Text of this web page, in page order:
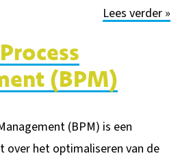
Lees verder »
(BPM)
(BPM) is een
over het optimaliseren van de